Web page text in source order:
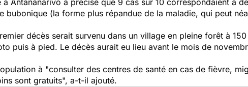
Antananarivo a précisé que 9 cas sur 10 correspondaient à
bubonique (la forme plus répandue de la maladie, qui peut
décès serait survenu dans un village en pleine forêt à
puis à pied. Le décès aurait eu lieu avant le mois de
à "consulter des centres de santé en cas de fièvre,
sont gratuits", a-t-il ajouté.